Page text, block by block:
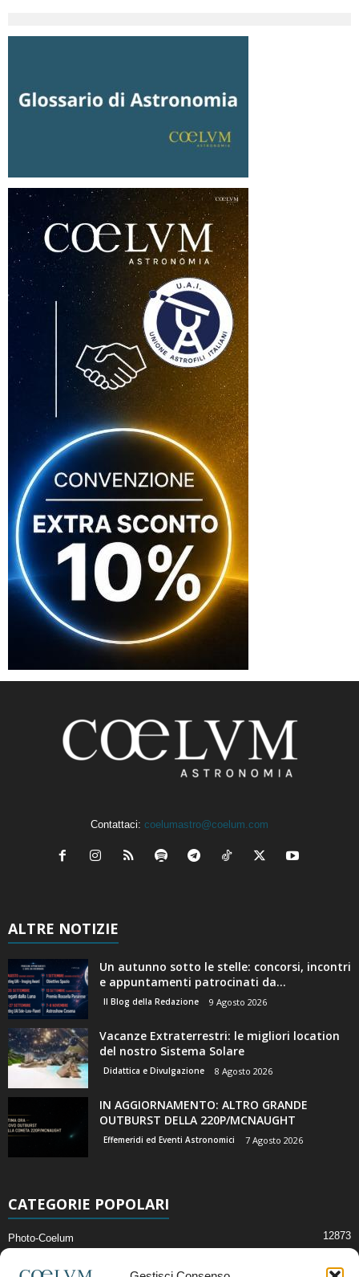
Contattaci: coelumastro@coelum.com
ALTRE NOTIZIE
Un autunno sotto le stelle: concorsi, incontri
e appuntamenti patrocinati da...
Il Blog della Redazione 9 Agosto 2026
Vacanze Extraterrestri: le migliori location
del nostro Sistema Solare
Didattica e Divulgazione 8 Agosto 2026
IN AGGIORNAMENTO: ALTRO GRANDE
OUTBURST DELLA 220P/MCNAUGHT
Effemeridi ed Eventi Astronomici 7 Agosto 2026
CATEGORIE POPOLARI
Photo-Coelum 12873